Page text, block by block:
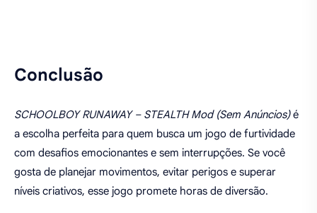
Conclusão
SCHOOLBOY RUNAWAY – STEALTH Mod (Sem Anúncios)é
a escolha perfeita para quem busca um jogo de furtividade
com desafios emocionantes e sem interrupções. Se você
gosta de planejar movimentos, evitar perigos e superar
níveis criativos, esse jogo promete horas de diversão.